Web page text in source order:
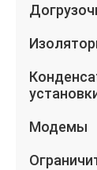
Модемы